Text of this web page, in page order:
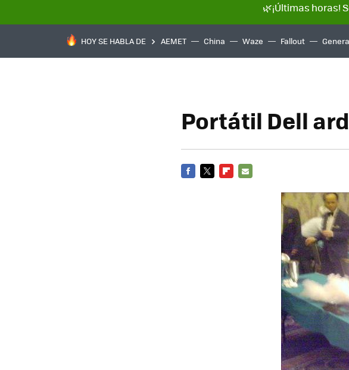
🌿¡Últimas horas!
HOY SE HABLA DE AEMET China Waze Fallout
Portátil Dell